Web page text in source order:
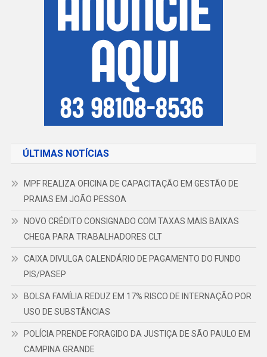
ÚLTIMAS NOTÍCIAS
MPF REALIZA OFICINA DE CAPACITAÇÃO EM GESTÃO DE
PRAIAS EM JOÃO PESSOA
NOVO CRÉDITO CONSIGNADO COM TAXAS MAIS BAIXAS
CHEGA PARA TRABALHADORES CLT
CAIXA DIVULGA CALENDÁRIO DE PAGAMENTO DO FUNDO
PIS/PASEP
BOLSA FAMÍLIA REDUZ EM 17% RISCO DE INTERNAÇÃO POR
USO DE SUBSTÂNCIAS
POLÍCIA PRENDE FORAGIDO DA JUSTIÇA DE SÃO PAULO EM
CAMPINA GRANDE